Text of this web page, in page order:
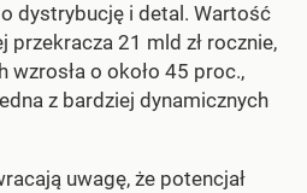
dystrybucję i detal. Wartość
21 mld zł rocznie,
o około 45 proc.,
z bardziej dynamicznych
uwagę, że potencjał